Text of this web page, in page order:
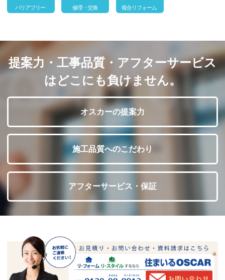
提案力・工事品質・アフターサービス
はどこにも負けません。
オスカーの提案力
施工品質へのこだわり
アフターサービス・保証